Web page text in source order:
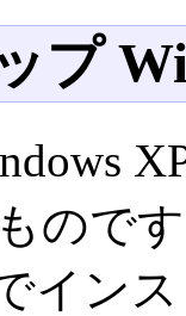
プ
ので
イン